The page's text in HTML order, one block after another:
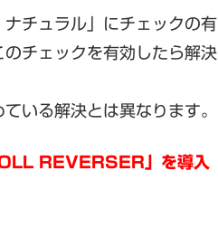
チュラル」にチェックの有
チェックを有効したら解決
いる解決とは異なります。
REVERSER」を導入